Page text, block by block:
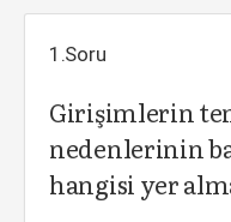
1.Soru
Girişimlerin
nedenlerinin
hangisi yer